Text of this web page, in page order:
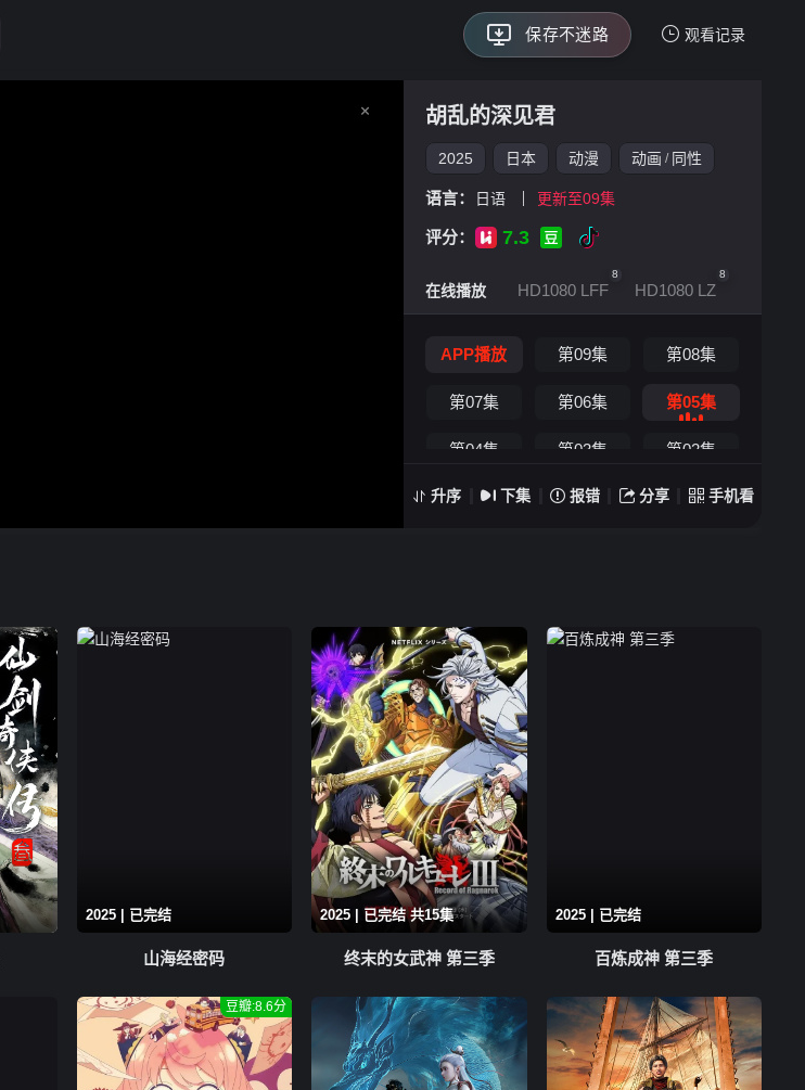
永久回家页
保存不迷路
永久回家页
观看记录
胡乱的深见君
2025 日本 动漫 动画 / 同性
语言： 日语 更新至09集
评分： 7.3
升序 下集 报错 分享 手机看
在线播放 HD1080 LFF
8
HD1080 LZ
8
APP播放 第09集 第08集
第07集 第06集 第05集
第04集 第03集 第02集
第01集
2025 | 已完结
山海经密码
2025 | 已完结 共15集
终末的女武神 第三季
2025 | 已完结
百炼成神 第三季
豆瓣:8.6分